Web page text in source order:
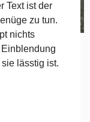
in der
Text ist der
zu tun.
nichts
lässtig ist.